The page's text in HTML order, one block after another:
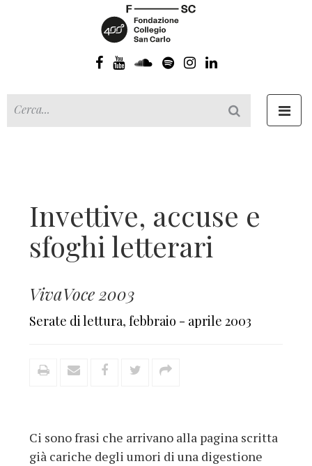
Invettive, accuse e
sfoghi letterari
VivaVoce 2003
Serate di lettura, febbraio - aprile 2003
Ci sono frasi che arrivano alla pagina scritta
già cariche degli umori di una digestione